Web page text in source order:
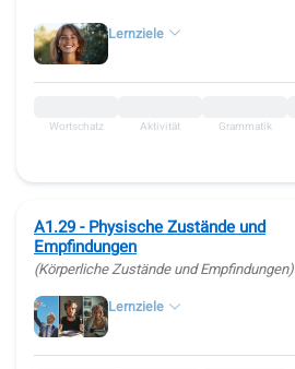
Lernziele
Wortschatz Aktivität Grammatik
A1.29 - Physische Zustände und
Empfindungen
(Körperliche Zustände und Empfindungen)
Lernziele